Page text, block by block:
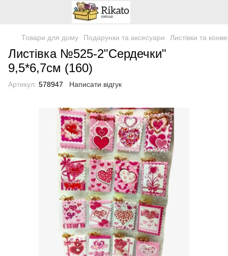
Товари для дому Подарунки та аксесуари Листівки та
Листівка №525-2"Сердечки"
9,5*6,7см (160)
Артикул: 578947 Написати відгук